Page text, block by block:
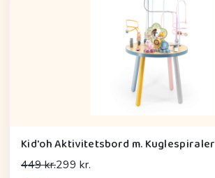
Kid'oh Aktivitetsbord m. Kuglespiraler
449 kr.299 kr.